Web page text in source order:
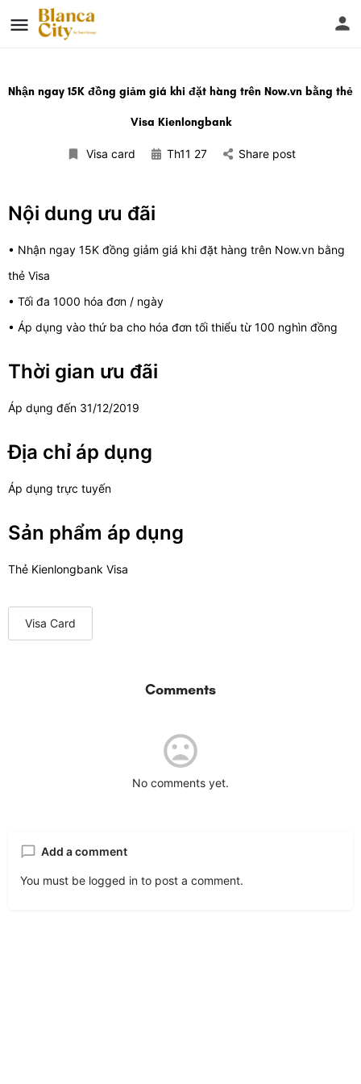
Nhận ngay 15K đồng giảm giá khi đặt hàng trên Now.vn bằng thẻ
Visa Kienlongbank
Visa card Th11 27 Share post
Nội dung ưu đãi
• Nhận ngay 15K đồng giảm giá khi đặt hàng trên Now.vn bằng
thẻ Visa
• Tối đa 1000 hóa đơn / ngày
• Áp dụng vào thứ ba cho hóa đơn tối thiểu từ 100 nghìn đồng
Thời gian ưu đãi
Áp dụng đến 31/12/2019
Địa chỉ áp dụng
Áp dụng trực tuyến
Sản phẩm áp dụng
Thẻ Kienlongbank Visa
Visa Card
Comments
No comments yet.
Add a comment
You must be logged in to post a comment.